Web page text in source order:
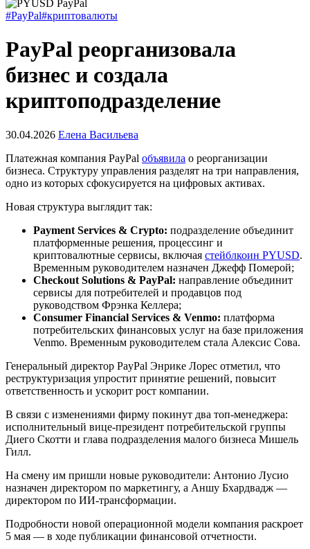
#PayPal#криптовалюты
PayPal реорганизовала
бизнес и создала
криптоподразделение
30.04.2026 Елена Васильева
Платежная компания PayPal объявила о реорганизации
бизнеса. Структуру управления разделят на три направления,
одно из которых сфокусируется на цифровых активах.
Новая структура выглядит так:
Payment Services & Crypto: подразделение объединит
платформенные решения, процессинг и
криптовалютные сервисы, включая стейблкоин PYUSD.
Временным руководителем назначен Джефф Померой;
Checkout Solutions & PayPal: направление объединит
сервисы для потребителей и продавцов под
руководством Фрэнка Келлера;
Consumer Financial Services & Venmo: платформа
потребительских финансовых услуг на базе приложения
Venmo. Временным руководителем стала Алексис Сова.
Генеральный директор PayPal Энрике Лорес отметил, что
реструктуризация упростит принятие решений, повысит
ответственность и ускорит рост компании.
В связи с изменениями фирму покинут два топ-менеджера:
исполнительный вице-президент потребительской группы
Диего Скотти и глава подразделения малого бизнеса Мишель
Гилл.
На смену им пришли новые руководители: Антонио Лусио
назначен директором по маркетингу, а Аншу Бхардвадж —
директором по ИИ-трансформации.
Подробности новой операционной модели компания раскроет
5 мая — в ходе публикации финансовой отчетности.